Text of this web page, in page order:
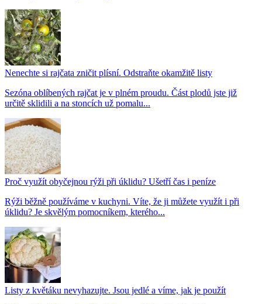
Nenechte si rajčata zničit plísní. Odstraňte okamžitě listy
Sezóna oblíbených rajčat je v plném proudu. Část plodů jste již
určitě sklidili a na stoncích už pomalu...
Proč využít obyčejnou rýži při úklidu? Ušetří čas i peníze
Rýži běžně používáme v kuchyni. Víte, že ji můžete využít i při
úklidu? Je skvělým pomocníkem, kterého...
Listy z květáku nevyhazujte. Jsou jedlé a víme, jak je použít